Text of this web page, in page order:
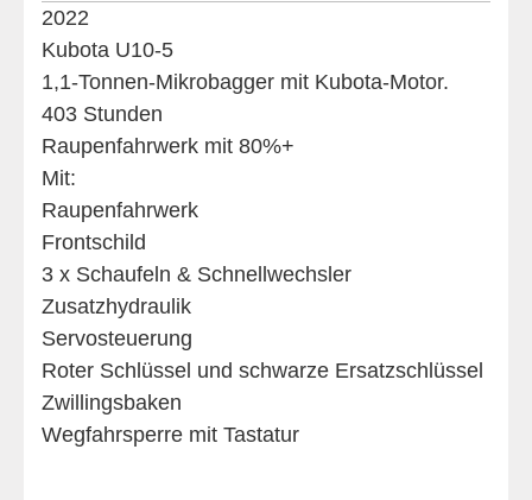
2022
Kubota U10-5
1,1-Tonnen-Mikrobagger mit Kubota-Motor.
403 Stunden
Raupenfahrwerk mit 80%+
Mit:
Raupenfahrwerk
Frontschild
3 x Schaufeln & Schnellwechsler
Zusatzhydraulik
Servosteuerung
Roter Schlüssel und schwarze Ersatzschlüssel
Zwillingsbaken
Wegfahrsperre mit Tastatur